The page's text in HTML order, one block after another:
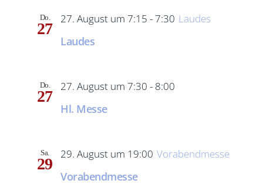
Do.
27
Laudes
27. August um 7:15 - 7:30 Laudes
Do.
27
Hl. Messe
27. August um 7:30 - 8:00
Sa.
29
Vorabendmesse
29. August um 19:00 Vorabendmesse